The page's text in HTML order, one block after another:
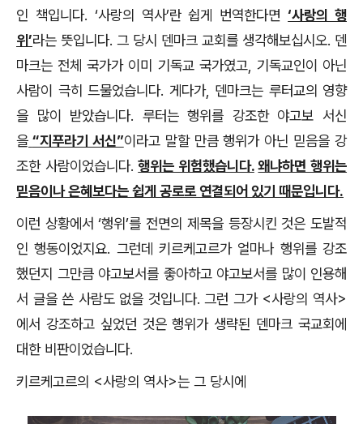
인 책입니다. ‘사랑의 역사’란 쉽게 번역한다면 ‘사랑의 행
위’라는 뜻입니다. 그 당시 덴마크 교회를 생각해보십시오. 덴
마크는 전체 국가가 이미 기독교 국가였고, 기독교인이 아닌
사람이 극히 드물었습니다. 게다가, 덴마크는 루터교의 영향
을 많이 받았습니다. 루터는 행위를 강조한 야고보 서신
을 “지푸라기 서신”이라고 말할 만큼 행위가 아닌 믿음을 강
조한 사람이었습니다. 행위는 위험했습니다. 왜냐하면 행위는
믿음이나 은혜보다는 쉽게 공로로 연결되어 있기 때문입니다.
이런 상황에서 ‘행위’를 전면의 제목을 등장시킨 것은 도발적
인 행동이었지요. 그런데 키르케고르가 얼마나 행위를 강조
했던지 그만큼 야고보서를 좋아하고 야고보서를 많이 인용해
서 글을 쓴 사람도 없을 것입니다. 그런 그가 <사랑의 역사>
에서 강조하고 싶었던 것은 행위가 생략된 덴마크 국교회에
대한 비판이었습니다.
키르케고르의 <사랑의 역사>는 그 당시에